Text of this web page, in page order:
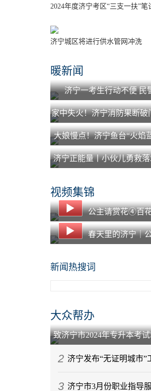
2024年度济宁考区“三支一扶”笔
济宁城区将进行供水管网冲洗
暖新闻
济宁一考生行动不便 民
家中失火！济宁消防果断破
大娘慢点！济宁鱼台“火焰
中为老人照路
济宁正能量丨小伙儿勇救
视频集锦
公主请赏花④百
光
春天里的济宁｜
新闻热搜词
大众帮办
致济宁市2024年专升本考
封信
2 济宁发布“无证明城市”
3 济宁市3月份职业指导